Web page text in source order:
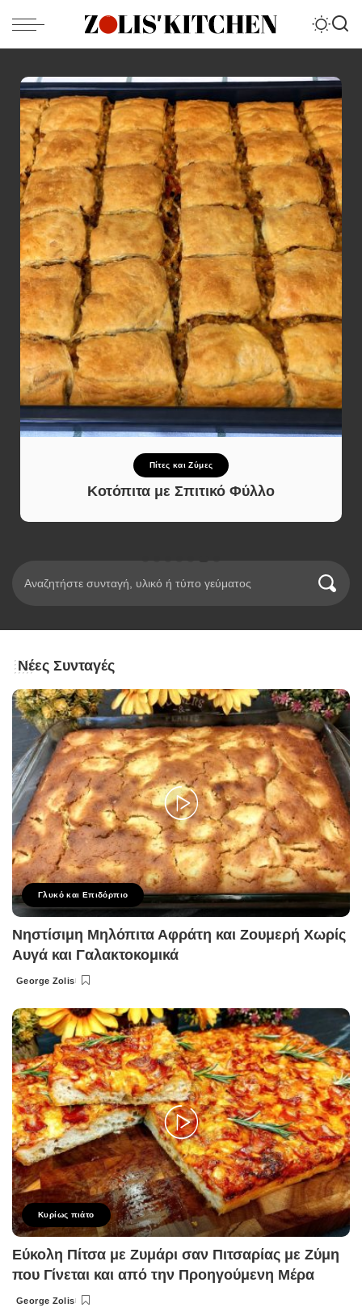
Πίτες και Ζύμες
Κοτόπιτα με Σπιτικό Φύλλο
Νέες Συνταγές
Γλυκό και Επιδόρπιο
Νηστίσιμη Μηλόπιτα Αφράτη και Ζουμερή Χωρίς
Αυγά και Γαλακτοκομικά
Posted
George Zolis
Κυρίως πιάτο
Εύκολη Πίτσα με Ζυμάρι σαν Πιτσαρίας με Ζύμη
που Γίνεται και από την Προηγούμενη Μέρα
Posted
George Zolis